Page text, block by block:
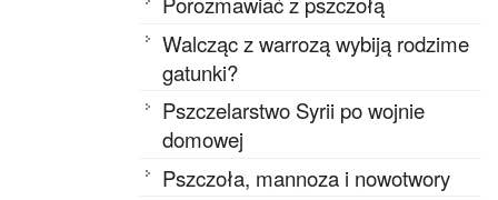
Walcząc z warrozą wybiją rodzime
gatunki?
Pszczelarstwo Syrii po wojnie
domowej
Pszczoła, mannoza i nowotwory